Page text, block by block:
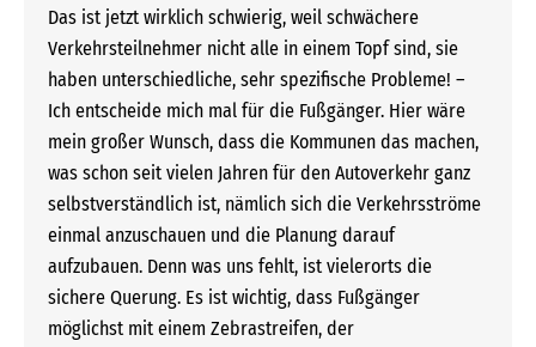
Das ist jetzt wirklich schwierig, weil schwächere
Verkehrsteilnehmer nicht alle in einem Topf sind, sie
haben unterschiedliche, sehr spezifische Probleme! –
Ich entscheide mich mal für die Fußgänger. Hier wäre
mein großer Wunsch, dass die Kommunen das machen,
was schon seit vielen Jahren für den Autoverkehr ganz
selbstverständlich ist, nämlich sich die Verkehrsströme
einmal anzuschauen und die Planung darauf
aufzubauen. Denn was uns fehlt, ist vielerorts die
sichere Querung. Es ist wichtig, dass Fußgänger
möglichst mit einem Zebrastreifen, der